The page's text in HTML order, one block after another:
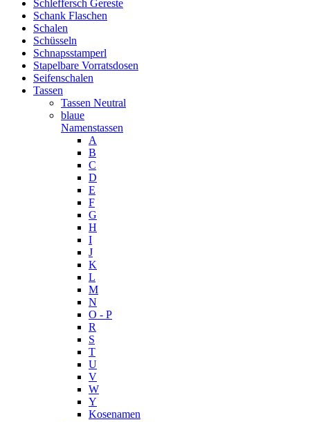
Schleffersch Gereste
Schank Flaschen
Schalen
Schüsseln
Schnapsstamperl
Stapelbare Vorratsdosen
Seifenschalen
Tassen
Tassen Neutral
blaue
Namenstassen
A
B
C
D
E
F
G
H
I
J
K
L
M
N
O - P
R
S
T
U
V
W
Y
Kosenamen